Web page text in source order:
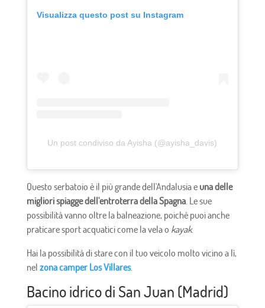
Visualizza questo post su Instagram
Un post condiviso da Ayisha (@ayisha_davis)
Questo serbatoio è il più grande dell'Andalusia e una delle
migliori spiagge dell'entroterra della Spagna. Le sue
possibilità vanno oltre la balneazione, poiché puoi anche
praticare sport acquatici come la vela o kayak.
Hai la possibilità di stare con il tuo veicolo molto vicino a lì,
nel zona camper Los Villares.
Bacino idrico di San Juan (Madrid)